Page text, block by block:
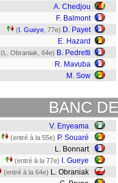
A. Chedjou
F. Balmont
(I. Gueye , 77e) D. Payet
E. Hazard
(L. Obraniak, 64e) B. Pedretti
R. Mavuba
M. Sow
BANC
V. Enyeama
(entré à la 55e) P. Souaré
L. Bonnart
(entré à la 77e) I. Gueye
(entré à la 64e) L. Obraniak